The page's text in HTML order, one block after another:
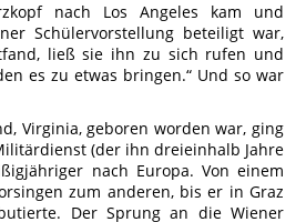
nach Los Angeles kam und
Schülervorstellung beteiligt war,
ließ sie ihn zu sich rufen und
es zu etwas bringen.“ Und so war
Virginia, geboren worden war, ging
(der ihn dreieinhalb Jahre
nach Europa. Von einem
zum anderen, bis er in Graz
Der Sprung an die Wiener